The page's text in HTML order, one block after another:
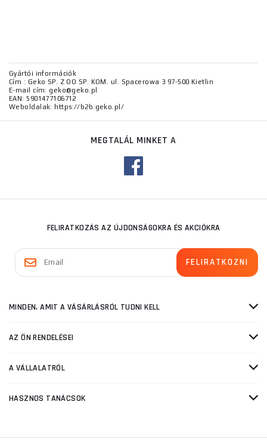
Gyártói információk
Cím : Geko SP. Z OO SP. KOM. ul. Spacerowa 3 97-500 Kietlin
E-mail cím: geko@geko.pl
EAN: 5901477106712
Weboldalak: https://b2b.geko.pl/
MEGTALÁL MINKET A
FELIRATKOZÁS AZ ÚJDONSÁGOKRA ÉS AKCIÓKRA
MINDEN, AMIT A VÁSÁRLÁSRÓL TUDNI KELL
AZ ÖN RENDELÉSEI
A VÁLLALATRÓL
HASZNOS TANÁCSOK